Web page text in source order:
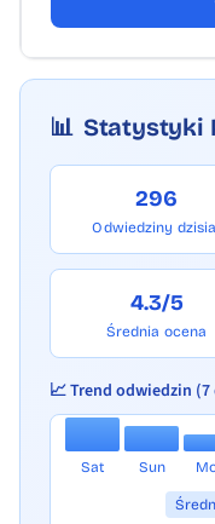
miejscowości.
w kasach, przez
oraz
Małopolska od
rozwija ofertę
publicznego,
i autobusowe
promocje mają
przekonania
ale również
UMWM/nw
📊 Statystyki
296
Odwiedziny
4.3/5
Średnia ocena
📈 Trend odwiedzin
Sat Sun